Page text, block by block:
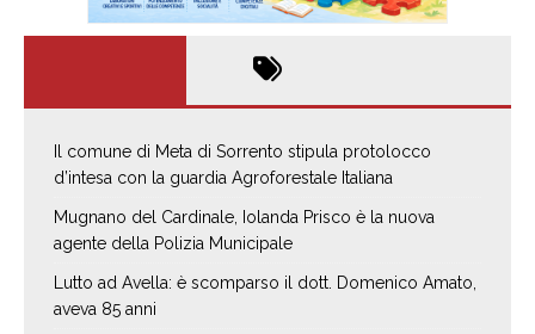
Il comune di Meta di Sorrento stipula protolocco
d’intesa con la guardia Agroforestale Italiana
Mugnano del Cardinale, Iolanda Prisco è la nuova
agente della Polizia Municipale
Lutto ad Avella: è scomparso il dott. Domenico Amato,
aveva 85 anni